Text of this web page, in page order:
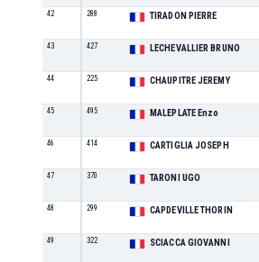
42 288 TIRADON PIERRE
43 427 LECHEVALLIER BRUNO
44 225 CHAUPITRE JEREMY
45 495 MALEPLATE Enzo
46 414 CARTIGLIA JOSEPH
47 370 TARONI UGO
48 299 CAPDEVILLE THORIN
49 322 SCIACCA GIOVANNI